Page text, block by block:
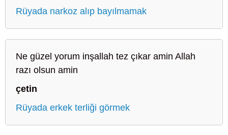
Rüyada narkoz alıp bayılmamak
Ne güzel yorum inşallah tez çıkar amin Allah
razı olsun amin
çetin
Rüyada erkek terliği görmek